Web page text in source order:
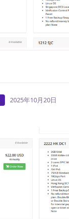
2025年10月20日